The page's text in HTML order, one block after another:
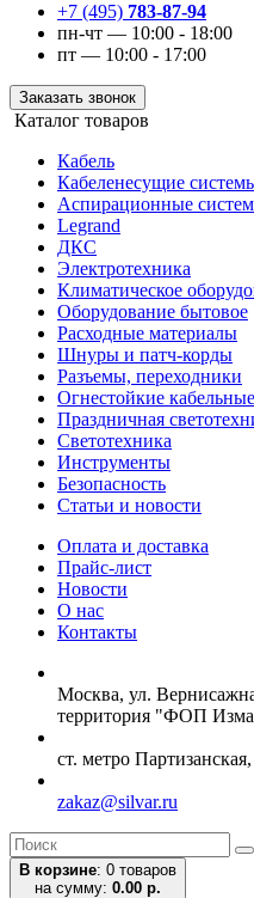
+7 (495) 783-87-94
пн-чт — 10:00 - 18:00
пт — 10:00 - 17:00
Заказать звонок
Каталог товаров
Кабель
Кабеленесущие
Аспирационные
Legrand
ДКС
Электротехника
Климатическое
Оборудование бытовое
Расходные материалы
Шнуры и патч-корды
Разъемы, переходники
Огнестойкие
Праздничная
Светотехника
Инструменты
Безопасность
Статьи и новости
Оплата и доставка
Прайс-лист
Новости
О нас
Контакты
Москва, ул.
территория "ФОП
ст. метро
zakaz@silvar.ru
В корзине: 0 товаров
на сумму: 0.00 р.